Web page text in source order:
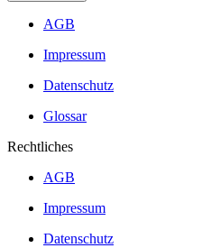
AGB
Impressum
Datenschutz
Glossar
Rechtliches
AGB
Impressum
Datenschutz